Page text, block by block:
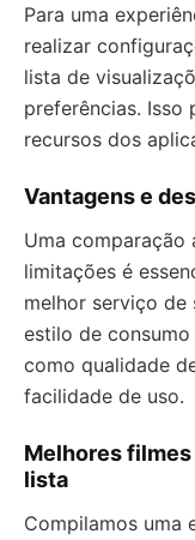
Para uma
realizar
lista de
preferências. Isso
recursos dos
Vantagens e
Uma comparação
limitações é
melhor serviço de
estilo de
como qualidade
facilidade de uso.
Melhores
lista
Compilamos uma